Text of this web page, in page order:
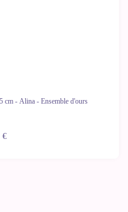
cm - Alina - Ensemble d'ours
€